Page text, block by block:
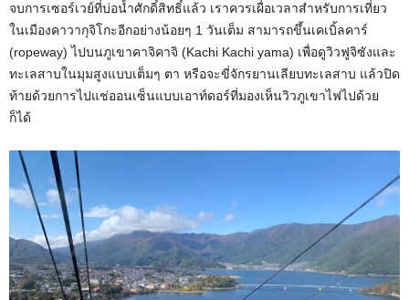
จบการเซอร์เวย์ที่บ่อน้ำศักดิ์สิทธิ์แล้ว เราควรเผื่อเวลาสำหรับการเที่ยว
ในเมืองคาวากุจิโกะอีกอย่างน้อยๆ 1 วันเต็ม สามารถขึ้นเคเบิ้ลคาร์
(ropeway) ไปบนภูเขาคาจิคาจิ (Kachi Kachi yama) เพื่อดูวิวฟูจิซังและ
ทะเลสาบในมุมสูงแบบเต็มๆ ตา หรือจะขี่จักรยานเลียบทะเลสาบ แล้วปิด
ท้ายด้วยการไปแช่ออนเซ็นแบบเอาท์ดอร์ที่มองเห็นวิวภูเขาไฟไปด้วย
ก็ได้